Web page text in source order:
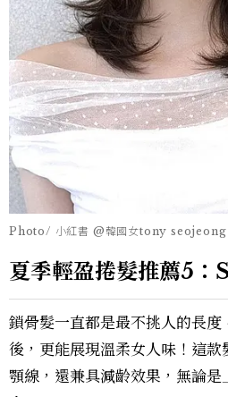
Photo/ 小紅書 @韓國女tony seojeong
夏季輕盈捲髮推薦5：
鎖骨髮一直都是最不挑人的長
後，更能展現溫柔女人味！這
顎線，還兼具減齡效果，無論